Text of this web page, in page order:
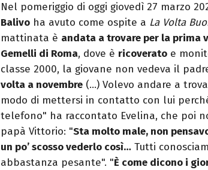
Nel pomeriggio di oggi giovedì 27 marzo
Balivo ha avuto come ospite a La Volta
mattinata è andata a trovare per la prima
Gemelli di Roma, dove è ricoverato e
classe 2000, la giovane non vedeva il
volta a novembre (…) Volevo andare a
modo di mettersi in contatto con lui
telefono" ha raccontato Evelina, che poi
papà Vittorio: "Sta molto male, non
un po’ scosso vederlo così… Tutti
abbastanza pesante". "È come dicono i